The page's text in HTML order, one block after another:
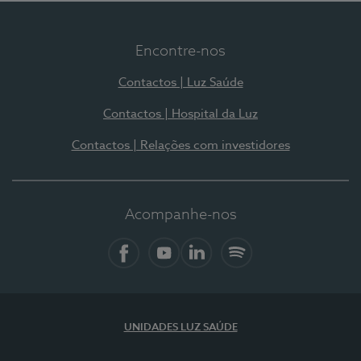
Encontre-nos
Contactos | Luz Saúde
Contactos | Hospital da Luz
Contactos | Relações com investidores
Acompanhe-nos
UNIDADES LUZ SAÚDE